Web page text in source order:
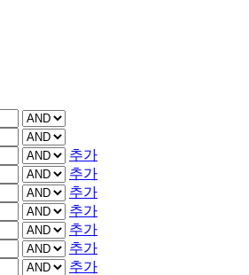
추가
추가
추가
추가
추가
추가
추가